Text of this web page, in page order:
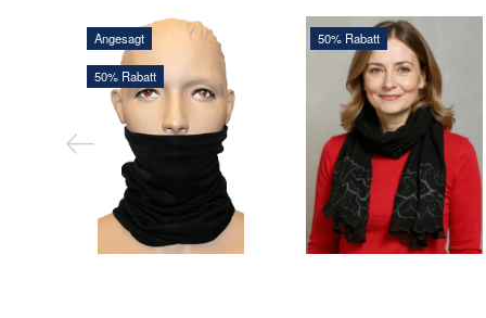
Angesagt
50% Rabatt
192,00 DKK
384,00 DKK
Sie sparen:192,00 DKK
50% Rabatt
160,00 DKK
320,00 DKK
Sie sparen:160,00 DKK
IN DEN
WARENKORB